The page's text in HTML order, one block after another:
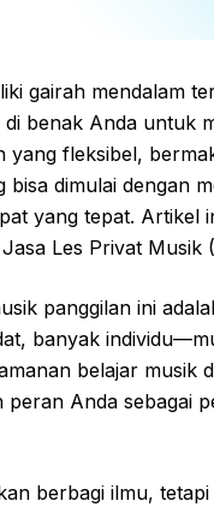
gairah mendalam
benak Anda untuk
yang fleksibel,
bisa dimulai dengan
yang tepat. Artikel
Les Privat Musik
panggilan ini
banyak
belajar musik
peran Anda sebagai
berbagi ilmu,